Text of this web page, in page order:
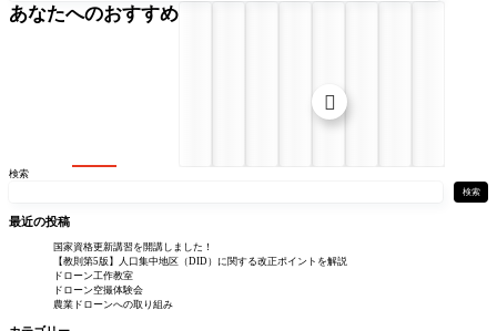
検索
検索
最近の投稿
国家資格更新講習を開講しました！
【教則第5版】人口集中地区（DID）に関する改正ポイントを解説
ドローン工作教室
ドローン空撮体験会
農業ドローンへの取り組み
あなたへのおすすめ
